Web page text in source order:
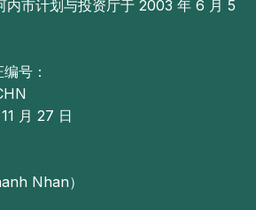
市计划与投资厅于 2003 年 6 月 5
号：
月 27 日
Nhan）